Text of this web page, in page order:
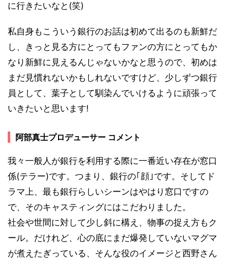
に行きたいなと(笑)
私自身もこういう銀行のお話は初めて出るのも新鮮だ
し、きっと見る方にとってもファンの方にとってもか
なり新鮮に見えるんじゃないかなと思うので、初めは
まだ見慣れないかもしれないですけど、少しずつ銀行
員として、葉子として馴染んでいけるように頑張って
いきたいと思います!
阿部真士プロデューサー コメント
我々一般人が銀行を利用する際に一番近い存在が窓口
係(テラー)です。つまり、銀行の｢顔｣です。そしてド
ラマ上、最も銀行らしいシーンはやはり窓口ですの
で、そのキャスティングにはこだわりました。
社会や世間に対して少し斜に構え、物事の捉え方もク
ール。だけれど、心の底にまだ爆発していないマグマ
が煮えたぎっている、そんな役のイメージと西野さん